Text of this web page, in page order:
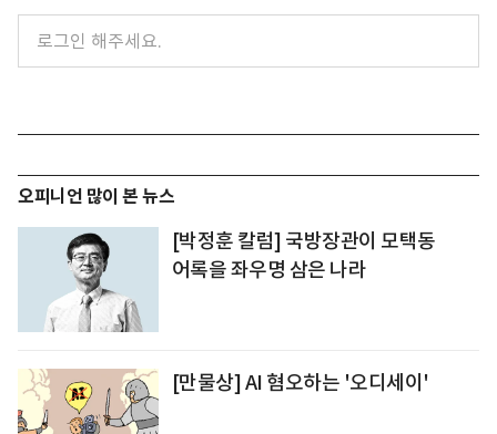
오피니언 많이 본 뉴스
[박정훈 칼럼] 국방장관이 모택동
어록을 좌우명 삼은 나라
[만물상] AI 혐오하는 '오디세이'